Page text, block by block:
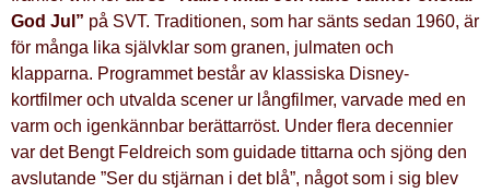
God Jul” på SVT. Traditionen, som har sänts sedan 1960, är
för många lika självklar som granen, julmaten och
klapparna. Programmet består av klassiska Disney-
kortfilmer och utvalda scener ur långfilmer, varvade med en
varm och igenkännbar berättarröst. Under flera decennier
var det Bengt Feldreich som guidade tittarna och sjöng den
avslutande ”Ser du stjärnan i det blå”, något som i sig blev